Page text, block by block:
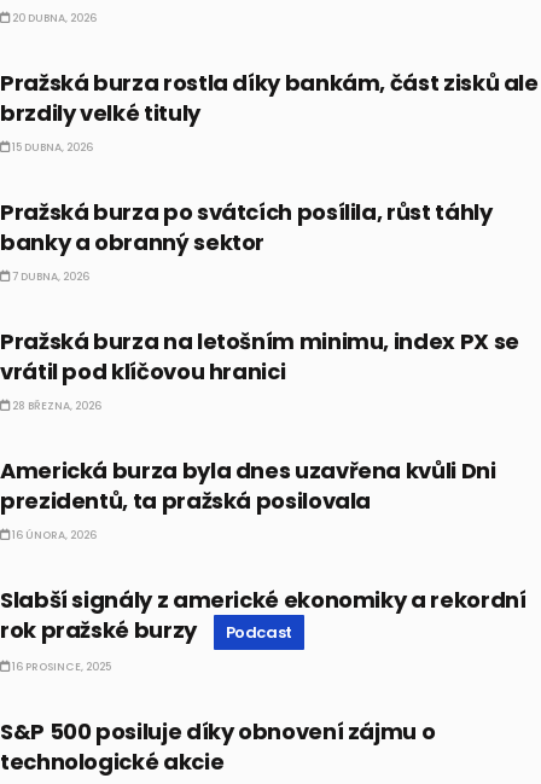
20 DUBNA, 2026
Pražská burza rostla díky bankám, část zisků ale
brzdily velké tituly
15 DUBNA, 2026
Pražská burza po svátcích posílila, růst táhly
banky a obranný sektor
7 DUBNA, 2026
Pražská burza na letošním minimu, index PX se
vrátil pod klíčovou hranici
28 BŘEZNA, 2026
Americká burza byla dnes uzavřena kvůli Dni
prezidentů, ta pražská posilovala
16 ÚNORA, 2026
Slabší signály z americké ekonomiky a rekordní
rok pražské burzy
Podcast
16 PROSINCE, 2025
S&P 500 posiluje díky obnovení zájmu o
technologické akcie